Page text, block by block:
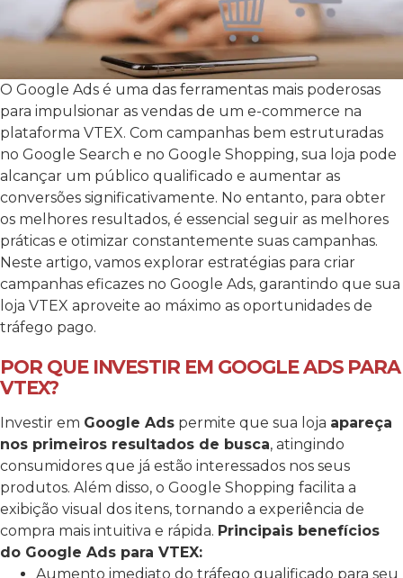
O Google Ads é uma das ferramentas mais poderosas
para impulsionar as vendas de um e-commerce na
plataforma VTEX. Com campanhas bem estruturadas
no Google Search e no Google Shopping, sua loja pode
alcançar um público qualificado e aumentar as
conversões significativamente. No entanto, para obter
os melhores resultados, é essencial seguir as melhores
práticas e otimizar constantemente suas campanhas.
Neste artigo, vamos explorar estratégias para criar
campanhas eficazes no Google Ads, garantindo que sua
loja VTEX aproveite ao máximo as oportunidades de
tráfego pago.
POR QUE INVESTIR EM GOOGLE ADS PARA
VTEX?
Investir em Google Ads permite que sua loja apareça
nos primeiros resultados de busca, atingindo
consumidores que já estão interessados nos seus
produtos. Além disso, o Google Shopping facilita a
exibição visual dos itens, tornando a experiência de
compra mais intuitiva e rápida. Principais benefícios
do Google Ads para VTEX:
Aumento imediato do tráfego qualificado para seu